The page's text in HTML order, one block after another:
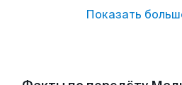
Показать